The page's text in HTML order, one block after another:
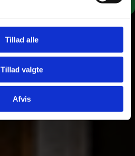
Tillad alle
Tillad valgte
Afvis